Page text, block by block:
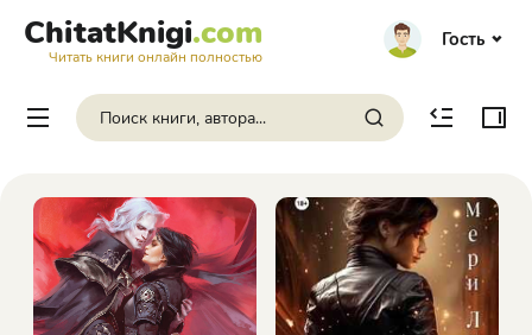
ChitatKnigi.com
Читать книги онлайн полностью
Гость